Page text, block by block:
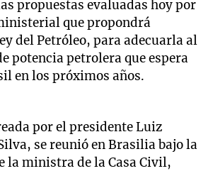
propuestas evaluadas hoy por
que propondrá
del Petróleo, para adecuarla al
potencia petrolera que espera
en los próximos años.
por el presidente Luiz
se reunió en Brasilia bajo la
la ministra de la Casa Civil,